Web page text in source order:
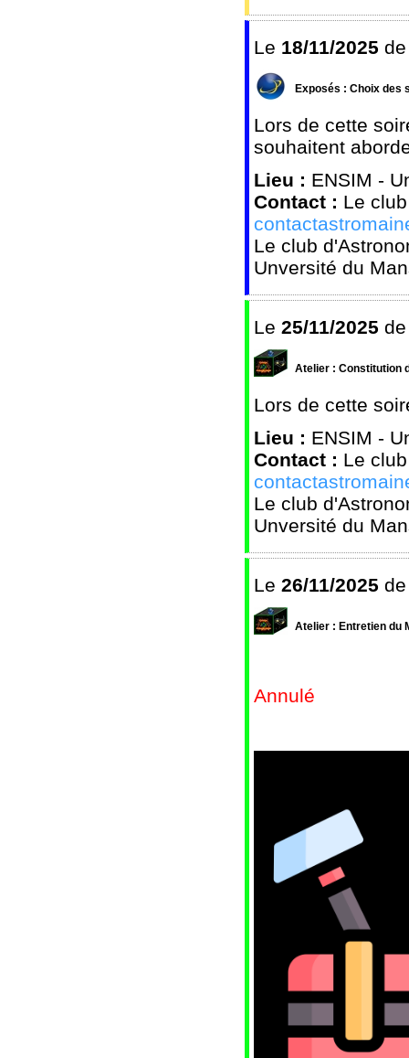
Le 18/11/2025
Exposés : Choix des
Lors de cette
souhaitent
Lieu : ENSIM -
Contact : Le
Le club
Unversité du
Le 25/11/2025
Atelier : Constitution
Lors de cette
Lieu : ENSIM -
Contact : Le
Le club
Unversité du
Le 26/11/2025
Atelier : Entretien du
Annulé